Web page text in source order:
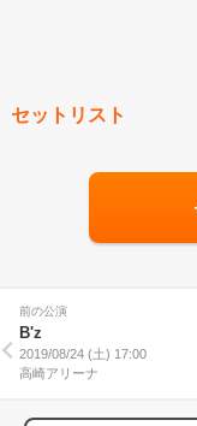
セットリスト
前の公演
B'z
2019/08/24 (土) 17:00
高崎アリーナ